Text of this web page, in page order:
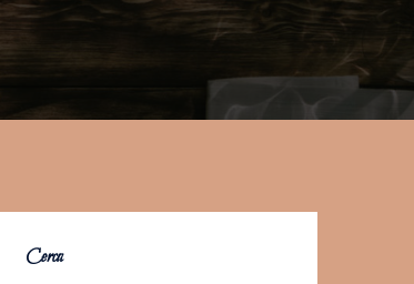
Cerca